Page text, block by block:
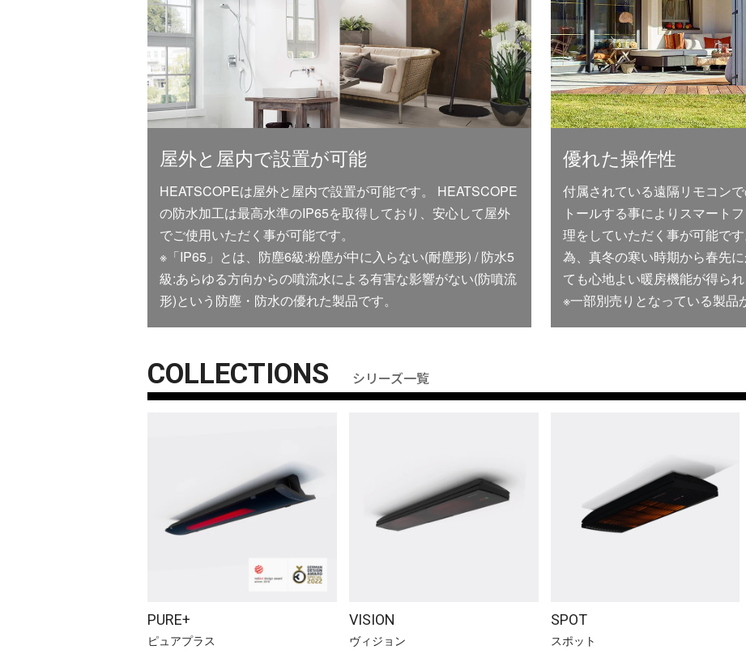
屋外と屋内で設置が可能
HEATSCOPEは屋外と屋内で設置が可能です。 HEATSCOPE
の防水加工は最高水準のIP65を取得しており、安心して屋外
でご使用いただく事が可能です。
※「IP65」とは、防塵6級:粉塵が中に入らない(耐塵形) / 防水5
級:あらゆる方向からの噴流水による有害な影響がない(防噴流
形)という防塵・防水の優れた製品です。
優れた操作性
付属されている遠隔リモコン
トールする事によりスマート
理をしていただく事が可能で
為、真冬の寒い時期から春先
ても心地よい暖房機能が得られ
※一部別売りとなっている製品
COLLECTIONS シリーズ一覧
PURE+
ピュアプラス
VISION
ヴィジョン
SPOT
スポット